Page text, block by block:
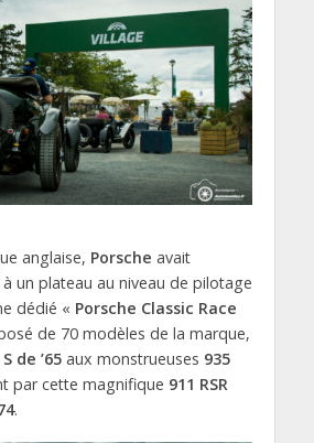
anglaise, Porsche avait
un plateau au niveau de pilotage
dédié « Porsche Classic Race
de 70 modèles de la marque,
de ’65aux monstrueuses 935
par cette magnifique 911 RSR
.